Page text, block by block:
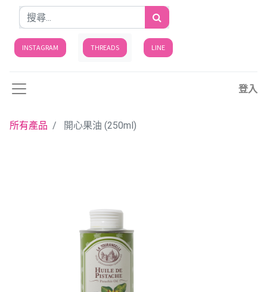
登入
INSTAGRAM THREADS LINE
所有產品 開心果油 (250ml)